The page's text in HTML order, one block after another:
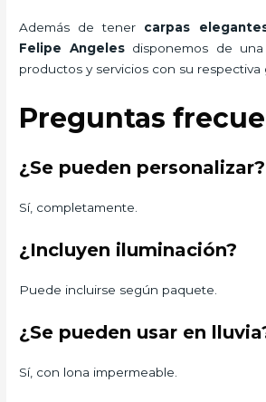
Además de tener carpas
Felipe Angelesdisponemos de
productos y servicios con su respectiva
Preguntas
¿Se pueden personalizar?
Sí, completamente.
¿Incluyen iluminación?
Puede incluirse según paquete.
¿Se pueden usar en
Sí, con lona impermeable.